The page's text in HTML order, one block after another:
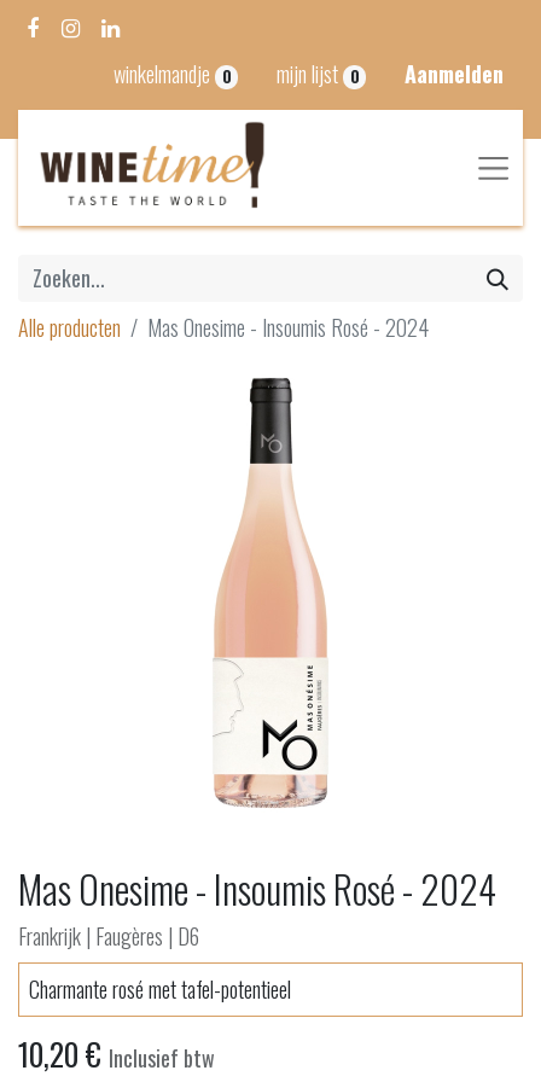
winkelmandje 0 mijn lijst 0 Aanmelden
Alle producten Mas Onesime - Insoumis Rosé - 2024
Mas Onesime - Insoumis Rosé - 2024
Frankrijk | Faugères | D6
Charmante rosé met tafel-potentieel
10,20€ Inclusief btw